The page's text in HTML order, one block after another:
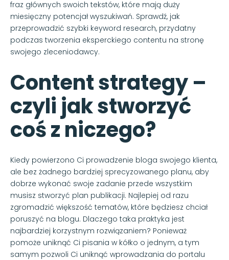
fraz głównych swoich tekstów, które mają duży
miesięczny potencjał wyszukiwań. Sprawdź, jak
przeprowadzić szybki keyword research, przydatny
podczas tworzenia eksperckiego contentu na stronę
swojego zleceniodawcy.
Content strategy –
czyli jak stworzyć
coś z niczego?
Kiedy powierzono Ci prowadzenie bloga swojego klienta,
ale bez żadnego bardziej sprecyzowanego planu, aby
dobrze wykonać swoje zadanie przede wszystkim
musisz stworzyć plan publikacji. Najlepiej od razu
zgromadzić większość tematów, które będziesz chciał
poruszyć na blogu. Dlaczego taka praktyka jest
najbardziej korzystnym rozwiązaniem? Ponieważ
pomoże uniknąć Ci pisania w kółko o jednym, a tym
samym pozwoli Ci uniknąć wprowadzania do portalu